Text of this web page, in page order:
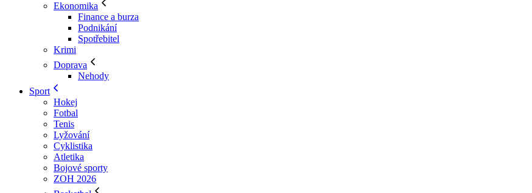
Ekonomika
Finance a burza
Podnikání
Spotřebitel
Krimi
Doprava
Nehody
Sport
Hokej
Fotbal
Tenis
Lyžování
Cyklistika
Atletika
Bojové sporty
ZOH 2026